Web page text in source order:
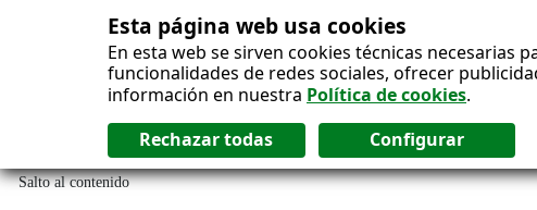
Esta página web usa cookies
En esta web se sirven cookies técnicas
funcionalidades de redes sociales, ofrecer
información en nuestra Política de cookies.
Salto al contenido